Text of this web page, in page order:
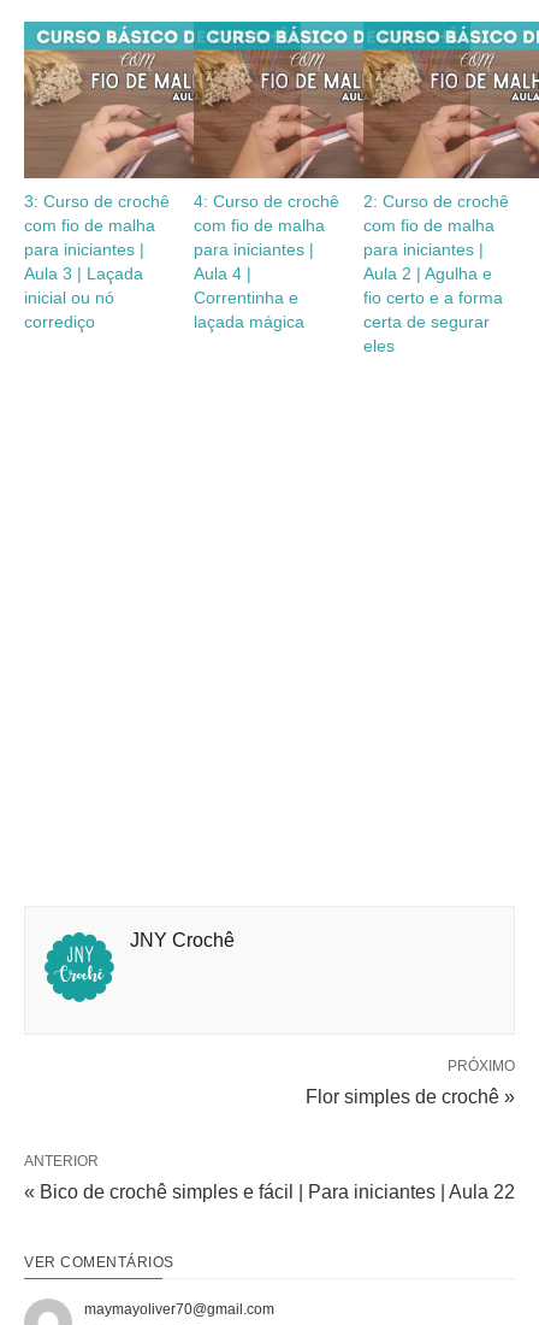
3: Curso de crochê
com fio de malha
para iniciantes |
Aula 3 | Laçada
inicial ou nó
corrediço
4: Curso de crochê
com fio de malha
para iniciantes |
Aula 4 |
Correntinha e
laçada mágica
2: Curso de crochê
com fio de malha
para iniciantes |
Aula 2 | Agulha e
fio certo e a forma
certa de segurar
eles
JNY Crochê
PRÓXIMO
Flor simples de crochê »
ANTERIOR
« Bico de crochê simples e fácil | Para iniciantes | Aula 22
VER COMENTÁRIOS
maymayoliver70@gmail.com